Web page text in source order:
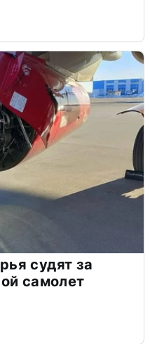
судят за
самолет